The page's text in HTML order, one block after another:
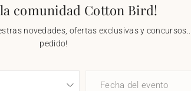
la comunidad Cotton Bird!
novedades, ofertas exclusivas y
pedido!
Fecha del evento